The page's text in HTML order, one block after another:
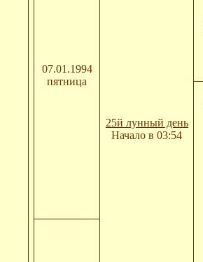
07.01.1994
пятница
25й лунный день
Начало в 03:54